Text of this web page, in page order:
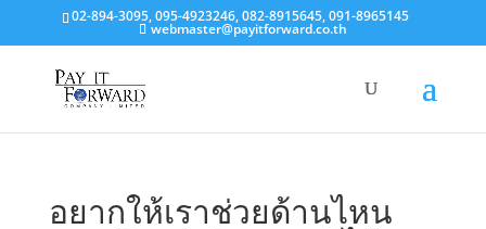
02-894-3095, 095-4923246, 082-8915645, 091-8965145
webmaster@payitforward.co.th
อยากให้เราช่วยด้านไหน